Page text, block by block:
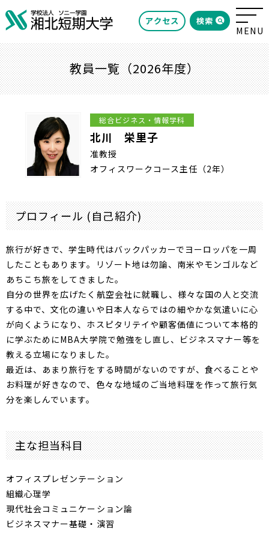
アクセス 検索
教員一覧（2026年度）
総合ビジネス・情報学科
北川 栄里子
准教授
オフィスワークコース主任（2年）
プロフィール (自己紹介)
旅行が好きで、学生時代はバックパッカーでヨーロッパを一周
したこともあります。リゾート地は勿論、南米やモンゴルなど
あちこち旅をしてきました。
自分の世界を広げたく航空会社に就職し、様々な国の人と交流
する中で、文化の違いや日本人ならではの細やかな気遣いに心
が向くようになり、ホスピタリテイや顧客価値について本格的
に学ぶためにMBA大学院で勉強をし直し、ビジネスマナー等を
教える立場になりました。
最近は、あまり旅行をする時間がないのですが、食べることや
お料理が好きなので、色々な地域のご当地料理を作って旅行気
分を楽しんでいます。
主な担当科目
オフィスプレゼンテーション
組織心理学
現代社会コミュニケーション論
ビジネスマナー基礎・演習